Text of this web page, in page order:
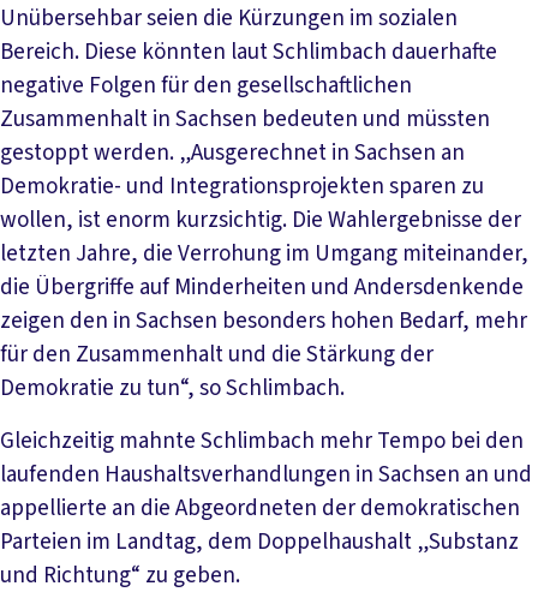
Unübersehbar seien die Kürzungen im sozialen
Bereich. Diese könnten laut Schlimbach dauerhafte
negative Folgen für den gesellschaftlichen
Zusammenhalt in Sachsen bedeuten und müssten
gestoppt werden. „Ausgerechnet in Sachsen an
Demokratie- und Integrationsprojekten sparen zu
wollen, ist enorm kurzsichtig. Die Wahlergebnisse der
letzten Jahre, die Verrohung im Umgang miteinander,
die Übergriffe auf Minderheiten und Andersdenkende
zeigen den in Sachsen besonders hohen Bedarf, mehr
für den Zusammenhalt und die Stärkung der
Demokratie zu tun“, so Schlimbach.
Gleichzeitig mahnte Schlimbach mehr Tempo bei den
laufenden Haushaltsverhandlungen in Sachsen an und
appellierte an die Abgeordneten der demokratischen
Parteien im Landtag, dem Doppelhaushalt „Substanz
und Richtung“ zu geben.